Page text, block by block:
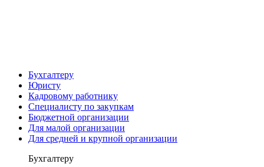
Бухгалтеру
Юристу
Кадровому работнику
Специалисту по закупкам
Бюджетной организации
Для малой организации
Для средней и крупной организации
Бухгалтеру